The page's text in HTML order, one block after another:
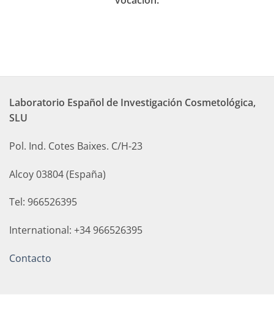
Laboratorio Español de Investigación Cosmetológica,
SLU
Pol. Ind. Cotes Baixes. C/H-23
Alcoy 03804 (España)
Tel: 966526395
International: +34 966526395
Contacto